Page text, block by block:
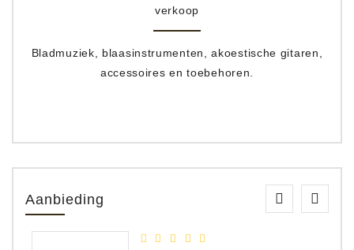
verkoop
Bladmuziek, blaasinstrumenten, akoestische gitaren,
accessoires en toebehoren.
Aanbieding